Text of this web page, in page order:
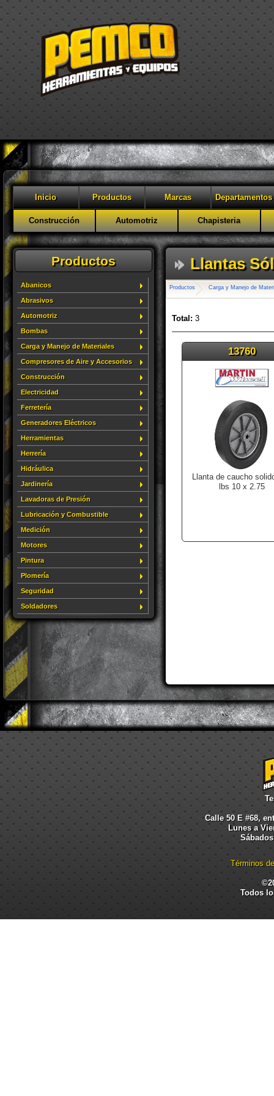
Inicio Productos Marcas Departamentos
Construcción Automotriz Chapisteria
Productos
Abanicos
Abrasivos
Automotriz
Bombas
Carga y Manejo de Materiales
Compresores de Aire y Accesorios
Construcción
Electricidad
Ferretería
Generadores Eléctricos
Herramientas
Herrería
Hidráulica
Jardinería
Lavadoras de Presión
Lubricación y Combustible
Medición
Motores
Pintura
Plomería
Seguridad
Soldadores
Llantas
Productos Carga y Manejo de
Total: 3
13760
Llanta de caucho
lbs 10 x 2.75
Calle 50 E #68,
Lunes a
Términos
Todos